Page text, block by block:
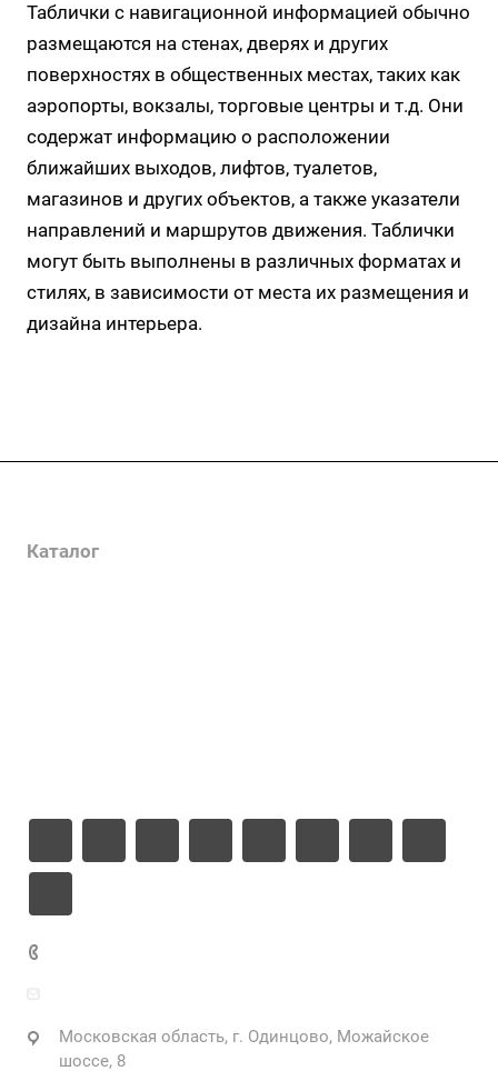
Таблички с навигационной информацией обычно
размещаются на стенах, дверях и других
поверхностях в общественных местах, таких как
аэропорты, вокзалы, торговые центры и т.д. Они
содержат информацию о расположении
ближайших выходов, лифтов, туалетов,
магазинов и других объектов, а также указатели
направлений и маршрутов движения. Таблички
могут быть выполнены в различных форматах и
стилях, в зависимости от места их размещения и
дизайна интерьера.
Каталог
Московская область, г. Одинцово, Можайское
шоссе, 8